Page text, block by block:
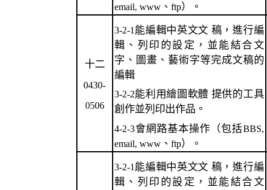
email, www、 ftp）。
十二
0430-
0506
3-2-1 能編輯中英文文 稿，進行編
輯、列印的設定，並能結合文
字、圖畫、藝術字等完成文稿的
編輯
3-2-2能利用繪圖軟體 提供的工具
創作並列印出作品。
4-2-3會網路基本操作（包括BBS,
email, www、 ftp）。
3-2-1 能編輯中英文文 稿，進行編
輯、列印的設定，並能結合文